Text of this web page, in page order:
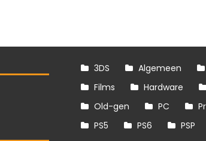
3DS Algemeen
Films
Hardware
Old-gen
PC
PS5
PS6 PSP